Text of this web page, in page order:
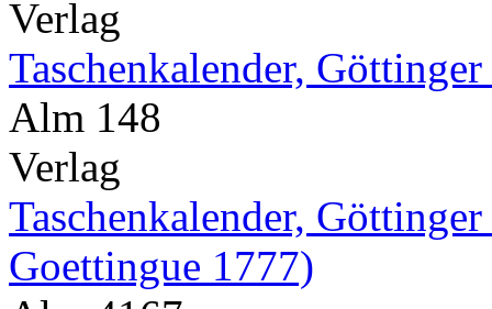
Verlag
Taschenkalender,
Alm 148
Verlag
Taschenkalender,
Goettingue 1777)